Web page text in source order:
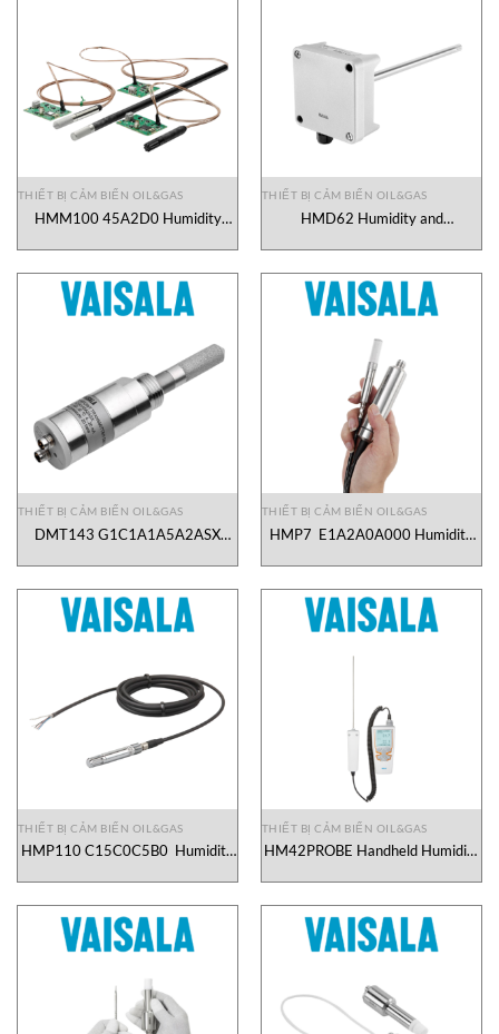
THIẾT BỊ CẢM BIẾN OIL&GAS
HMM100 45A2D0 Humidity
Chambers Vaisala Vietnam
THIẾT BỊ CẢM BIẾN OIL&GAS
HMD62 Humidity and
Vietnam
THIẾT BỊ CẢM BIẾN OIL&GAS
DMT143 G1C1A1A5A2ASX
Vietnam
THIẾT BỊ CẢM BIẾN OIL&GAS
HMP7 E1A2A0A000 Humidity
Vietnam
THIẾT BỊ CẢM BIẾN OIL&GAS
HMP110 C15C0C5B0 Humidity
Vietnam
THIẾT BỊ CẢM BIẾN OIL&GAS
HM42PROBE Handheld Humidity